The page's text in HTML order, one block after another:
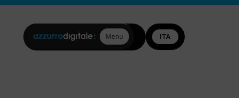
Posizioni aperte
Contattaci
Menu